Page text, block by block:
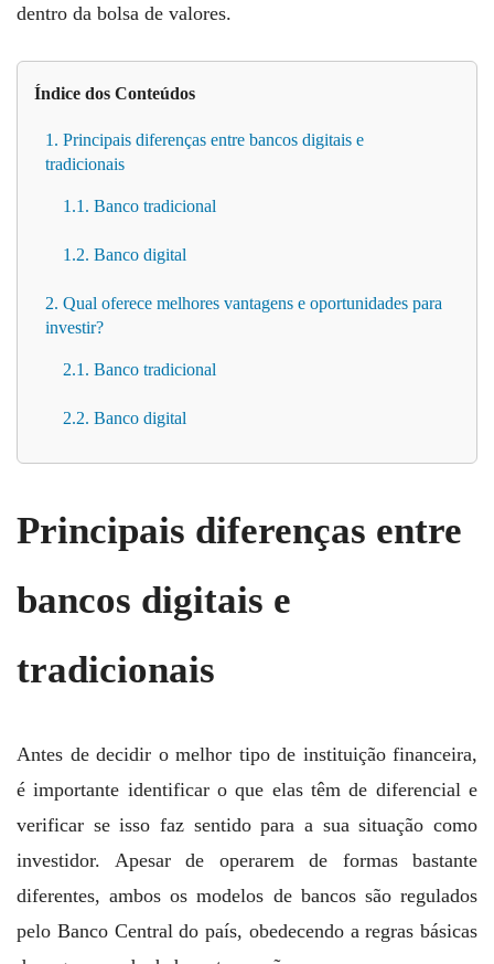
dentro da bolsa de valores.
Índice dos Conteúdos
1. Principais diferenças entre bancos digitais e
tradicionais
1.1. Banco tradicional
1.2. Banco digital
2. Qual oferece melhores vantagens e oportunidades para
investir?
2.1. Banco tradicional
2.2. Banco digital
Principais diferenças entre
bancos digitais e
tradicionais
Antes de decidir o melhor tipo de instituição financeira,
é importante identificar o que elas têm de diferencial e
verificar se isso faz sentido para a sua situação como
investidor. Apesar de operarem de formas bastante
diferentes, ambos os modelos de bancos são regulados
pelo Banco Central do país, obedecendo a regras básicas